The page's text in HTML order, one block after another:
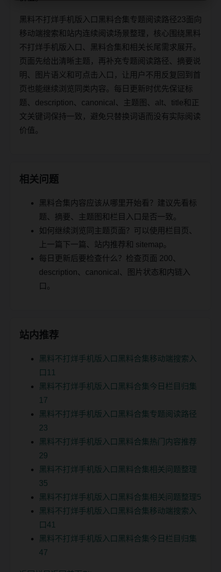
黑料不打烊手机版入口黑料合集专题阅读路径23面向
移动端搜索和站内连续阅读场景整理，核心围绕黑料
不打烊手机版入口、黑料合集和相关长尾需求展开。
页面先给出清晰主题，再补充专题阅读路径、摘要说
明、图片语义和可点击入口，让用户不用反复回到首
页也能继续浏览同类内容。每日更新时优先保证标
题、description、canonical、主题图、alt、title和正
文关键词保持一致，避免只替换词语而没有实际阅读
价值。
相关问题
黑料合集内容应该从哪里开始看？建议先看标
题、摘要、主题图和栏目入口是否一致。
如何继续浏览同主题页面？可以使用栏目页、
上一篇下一篇、站内推荐和 sitemap。
每日更新后要检查什么？检查页面 200、
description、canonical、图片状态和内链入
口。
站内推荐
黑料不打烊手机版入口黑料合集移动端搜索入
口11
黑料不打烊手机版入口黑料合集今日栏目归集
17
黑料不打烊手机版入口黑料合集专题阅读路径
23
黑料不打烊手机版入口黑料合集热门内容推荐
29
黑料不打烊手机版入口黑料合集相关问题整理
35
黑料不打烊手机版入口黑料合集相关问题整理5
黑料不打烊手机版入口黑料合集移动端搜索入
口41
黑料不打烊手机版入口黑料合集今日栏目归集
47